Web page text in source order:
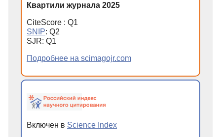
Квартили журнала 2025
CiteScore : Q1
SNIP: Q2
SJR: Q1
Подробнее на scimagojr.com
Включен в Science Index